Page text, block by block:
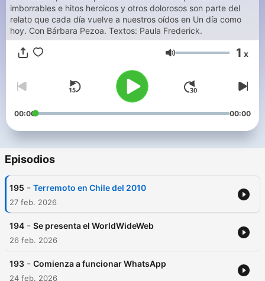
imborrables e hitos heroicos y otros dolorosos son parte del
relato que cada día vuelve a nuestros oídos en Un día como
hoy. Con Bárbara Pezoa. Textos: Paula Frederick.
Volumen 1 x
00:00 00:00
Episodios
195 - Terremoto en Chile del 2010
27 feb. 2026
194 - Se presenta el WorldWideWeb
26 feb. 2026
193 - Comienza a funcionar WhatsApp
24 feb. 2026